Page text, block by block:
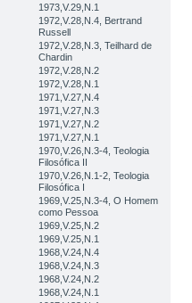
1973,V.29,N.1
1972,V.28,N.4, Bertrand
Russell
1972,V.28,N.3, Teilhard de
Chardin
1972,V.28,N.2
1972,V.28,N.1
1971,V.27,N.4
1971,V.27,N.3
1971,V.27,N.2
1971,V.27,N.1
1970,V.26,N.3-4, Teologia
Filosófica II
1970,V.26,N.1-2, Teologia
Filosófica I
1969,V.25,N.3-4, O Homem
como Pessoa
1969,V.25,N.2
1969,V.25,N.1
1968,V.24,N.4
1968,V.24,N.3
1968,V.24,N.2
1968,V.24,N.1